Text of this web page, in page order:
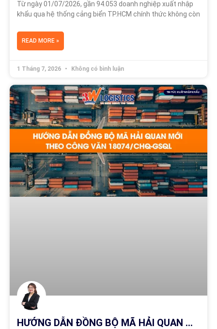
Từ ngày 01/07/2026, gần 94.053 doanh nghiệp xuất nhập
khẩu qua hệ thống cảng biển TP.HCM chính thức không còn
READ MORE »
1 Tháng 7, 2026 Không có bình luận
TIN TỨC XUẤT NHẬP KHẨU
HƯỚNG DẪN ĐỒNG BỘ MÃ HẢI QUAN MỚI THEO CÔNG VĂN 18074/CHQ-GSQL